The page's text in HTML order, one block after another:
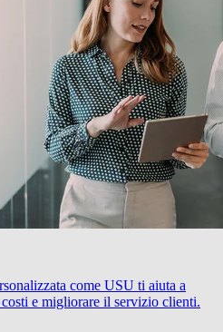
come USU ti aiuta a
e migliorare il servizio clienti.